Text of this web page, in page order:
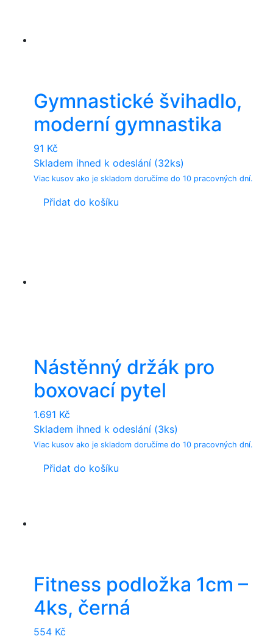
Gymnastické švihadlo,
moderní gymnastika
91 Kč
Skladem ihned k odeslání (32ks)
Viac kusov ako je skladom doručíme do 10 pracovných dní.
Přidat do košíku
Nástěnný držák pro
boxovací pytel
1.691 Kč
Skladem ihned k odeslání (3ks)
Viac kusov ako je skladom doručíme do 10 pracovných dní.
Přidat do košíku
Fitness podložka 1cm –
4ks, černá
554 Kč